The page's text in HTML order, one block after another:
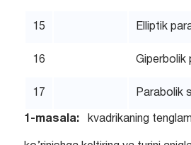
15 Elliptik
16 Giperbolik
17 Parabolik
1-masala:kvadrikaning